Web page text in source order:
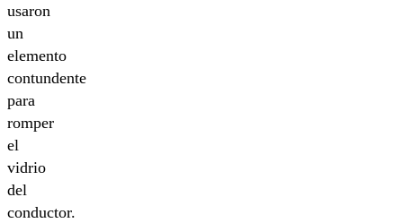
usaron
un
elemento
contundente
para
romper
el
vidrio
del
conductor.